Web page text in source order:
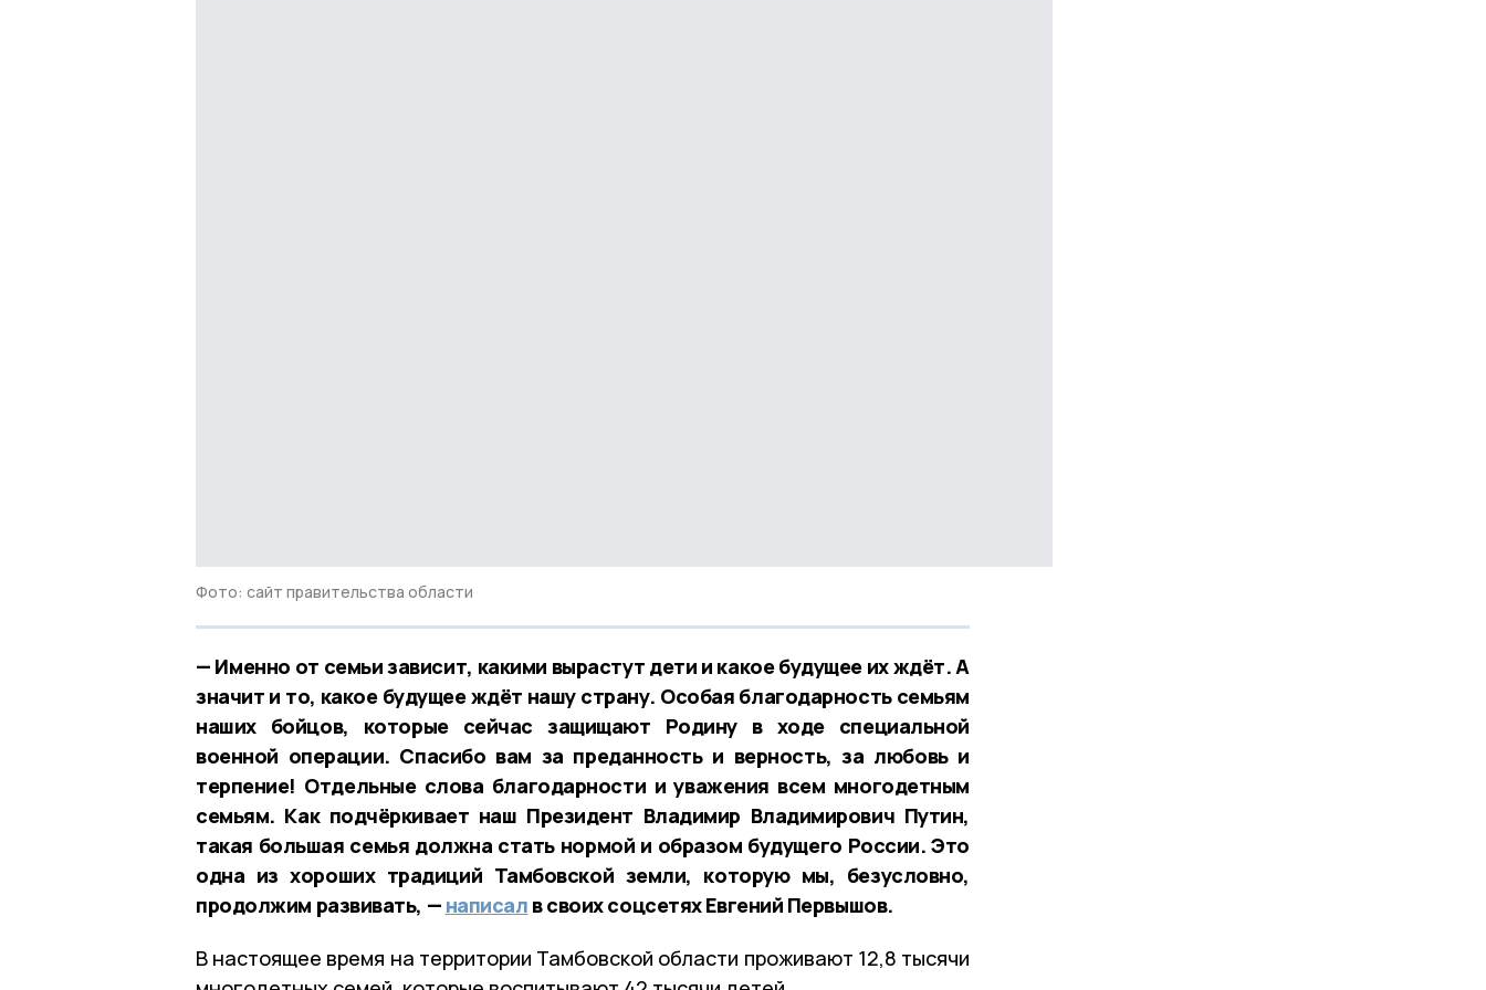
Фото: сайт правительства области
— Именно от семьи зависит, какими вырастут дети и какое будущее их ждёт. А
значит и то, какое будущее ждёт нашу страну. Особая благодарность семьям
наших бойцов, которые сейчас защищают Родину в ходе специальной
военной операции. Спасибо вам за преданность и верность, за любовь и
терпение! Отдельные слова благодарности и уважения всем многодетным
семьям. Как подчёркивает наш Президент Владимир Владимирович Путин,
такая большая семья должна стать нормой и образом будущего России. Это
одна из хороших традиций Тамбовской земли, которую мы, безусловно,
продолжим развивать, — написал в своих соцсетях Евгений Первышов.
В настоящее время на территории Тамбовской области проживают 12,8 тысячи